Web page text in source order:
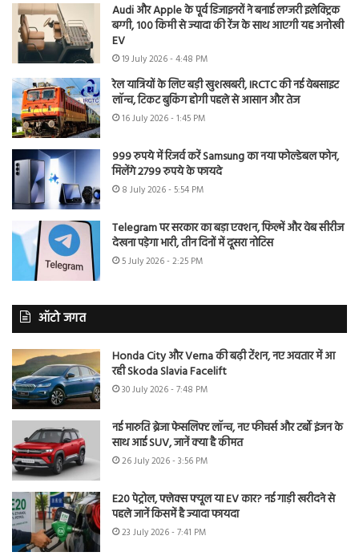
Audi और Apple के पूर्व डिजाइनरों ने बनाई लग्जरी इलेक्ट्रिक
बग्गी, 100 किमी से ज्यादा की रेंज के साथ आएगी यह अनोखी
EV
19 July 2026 - 4:48 PM
रेल यात्रियों के लिए बड़ी खुशखबरी, IRCTC की नई वेबसाइट
लॉन्च, टिकट बुकिंग होगी पहले से आसान और तेज
16 July 2026 - 1:45 PM
999 रुपये में रिजर्व करें Samsung का नया फोल्डेबल फोन,
मिलेंगे 2799 रुपये के फायदे
8 July 2026 - 5:54 PM
Telegram पर सरकार का बड़ा एक्शन, फिल्में और वेब सीरीज
देखना पड़ेगा भारी, तीन दिनों में दूसरा नोटिस
5 July 2026 - 2:25 PM
ऑटो जगत
Honda City और Verna की बढ़ी टेंशन, नए अवतार में आ
रही Skoda Slavia Facelift
30 July 2026 - 7:48 PM
नई मारुति ब्रेजा फेसलिफ्ट लॉन्च, नए फीचर्स और टर्बो इंजन के
साथ आई SUV, जानें क्या है कीमत
26 July 2026 - 3:56 PM
E20 पेट्रोल, फ्लेक्स फ्यूल या EV कार? नई गाड़ी खरीदने से
पहले जानें किसमें है ज्यादा फायदा
23 July 2026 - 7:41 PM